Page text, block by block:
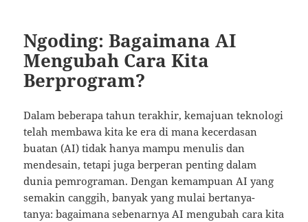
Ngoding: Bagaimana AI
Mengubah Cara Kita
Berprogram?
Dalam beberapa tahun terakhir, kemajuan teknologi
telah membawa kita ke era di mana kecerdasan
buatan (AI) tidak hanya mampu menulis dan
mendesain, tetapi juga berperan penting dalam
dunia pemrograman. Dengan kemampuan AI yang
semakin canggih, banyak yang mulai bertanya-
tanya: bagaimana sebenarnya AI mengubah cara kita